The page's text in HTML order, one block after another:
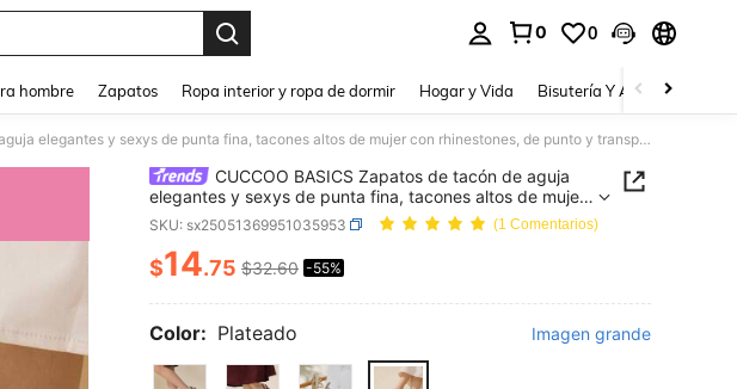
0 0
hombre Zapatos Ropa interior y ropa de dormir Hogar y Vida Bisutería Y Accesorios
CUCCOO BASICS Zapatos de tacón de aguja elegantes y sexys de punta fina, tacones altos de mujer con rhinestones, de punto y transpirables
CUCCOO BASICS Zapatos de tacón de aguja
elegantes y sexys de punta fina, tacones altos de mujer
con rhinestones, de punto y transpirables
SKU: sx25051369951035953 (1 Comentarios)
PRICE AND AVAILABILITY
$14.75 $32.60 -55%
Color: Plateado Imagen grande